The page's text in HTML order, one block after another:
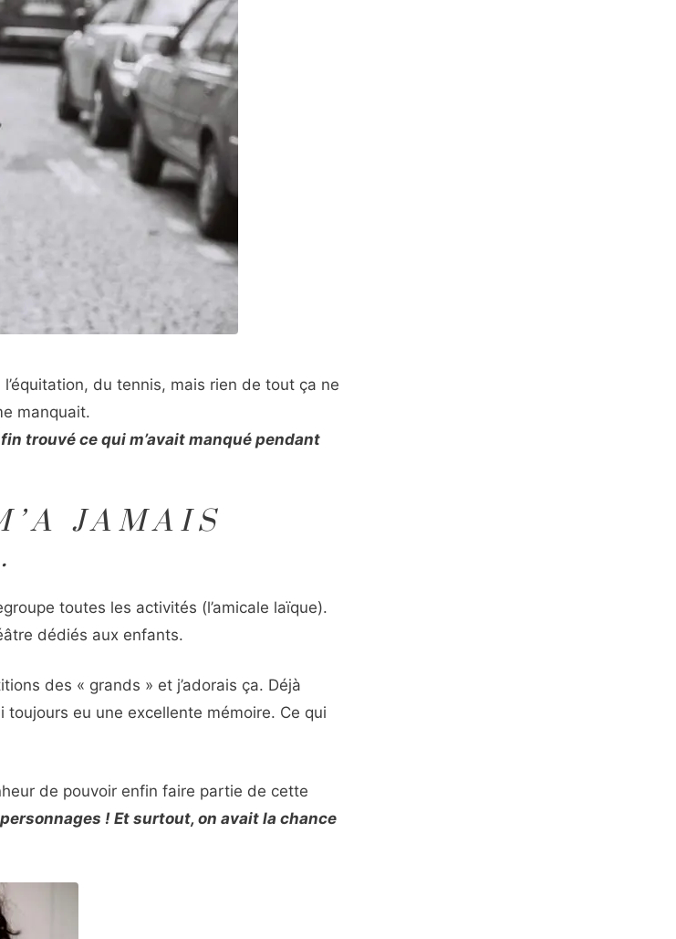
du tennis, mais rien de tout ça ne
manquait.
trouvé ce qui m’avait manqué pendant
JAMAIS
toutes les activités (l’amicale laïque).
dédiés aux enfants.
des « grands » et j’adorais ça. Déjà
eu une excellente mémoire. Ce qui
de pouvoir enfin faire partie de cette
! Et surtout, on avait la chance